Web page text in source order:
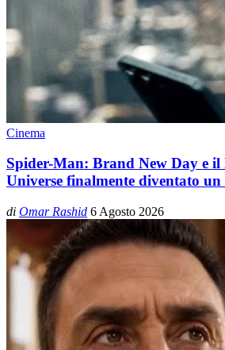
Cinema
Spider-Man: Brand New Day e
Universe finalmente diventato un
di Omar Rashid 6 Agosto 2026